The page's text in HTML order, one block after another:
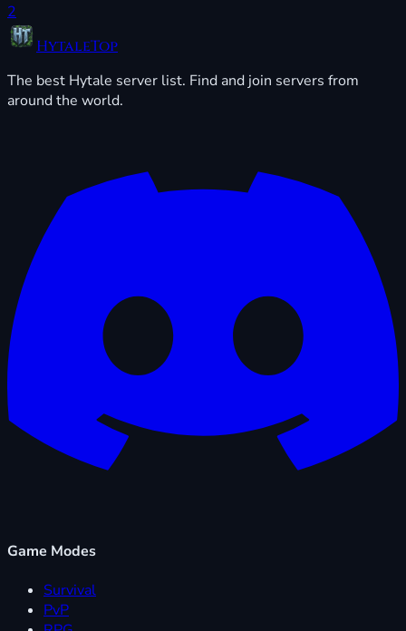
2
HytaleTop
The best Hytale server list. Find and join servers from
around the world.
Game Modes
Survival
PvP